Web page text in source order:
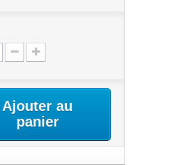
Ajouter au
panier